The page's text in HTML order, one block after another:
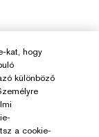
kat, hogy
különböző
a cookie-